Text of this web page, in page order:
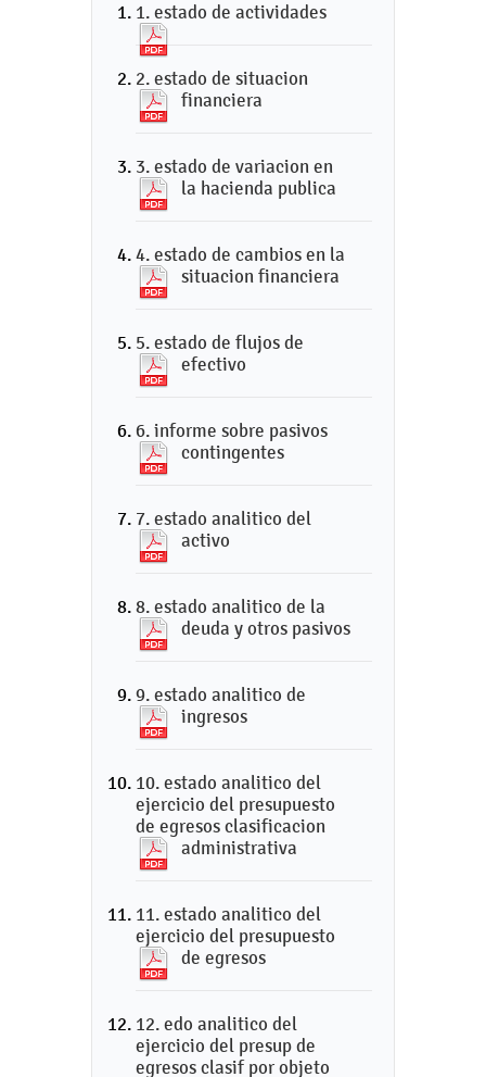
1. estado de actividades
2. estado de situacion
financiera
3. estado de variacion en
la hacienda publica
4. estado de cambios en la
situacion financiera
5. estado de flujos de
efectivo
6. informe sobre pasivos
contingentes
7. estado analitico del
activo
8. estado analitico de la
deuda y otros pasivos
9. estado analitico de
ingresos
10. estado analitico del
ejercicio del presupuesto
de egresos clasificacion
administrativa
11. estado analitico del
ejercicio del presupuesto
de egresos
12. edo analitico del
ejercicio del presup de
egresos clasif por objeto